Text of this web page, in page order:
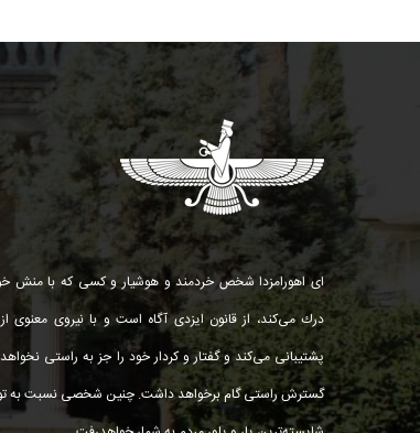
ای اهورامزدا شخص خردمند و هوشیار و كسی كه با منش
درك می‌كند، از قانون ایزدی آگاه است و با نیروی معنوی
پشتیبانی می‌كند و گفتار و كردار خود را جز به راستی
گسترش راستی گام برخواهد داشت. چنین شخصی نسبت به